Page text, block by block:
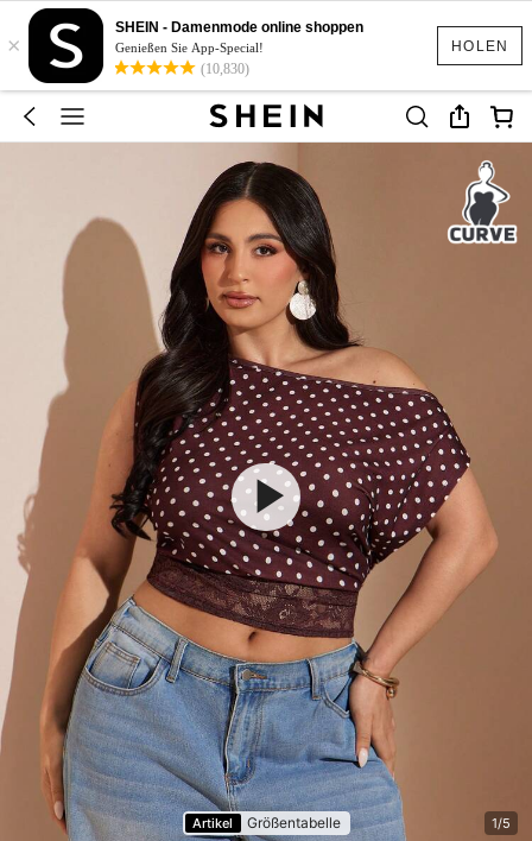
HOLEN
×
SHEIN - Damenmode online shoppen
Genießen Sie App-Special!
(10,830)
Artikel Größentabelle 1/5